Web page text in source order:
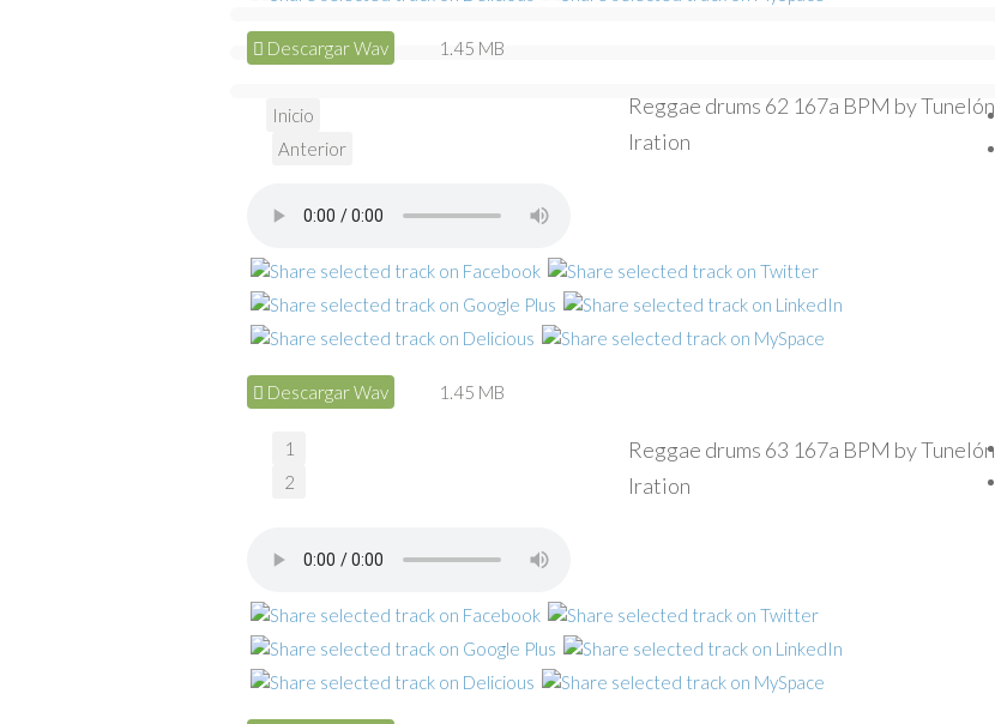
Descargar Wav 1.45 MB
Reggae drums 62 167a BPM by Tunelón
Iration
Descargar Wav 1.45 MB
Reggae drums 63 167a BPM by Tunelón
Iration
Inicio
Anterior
1
2